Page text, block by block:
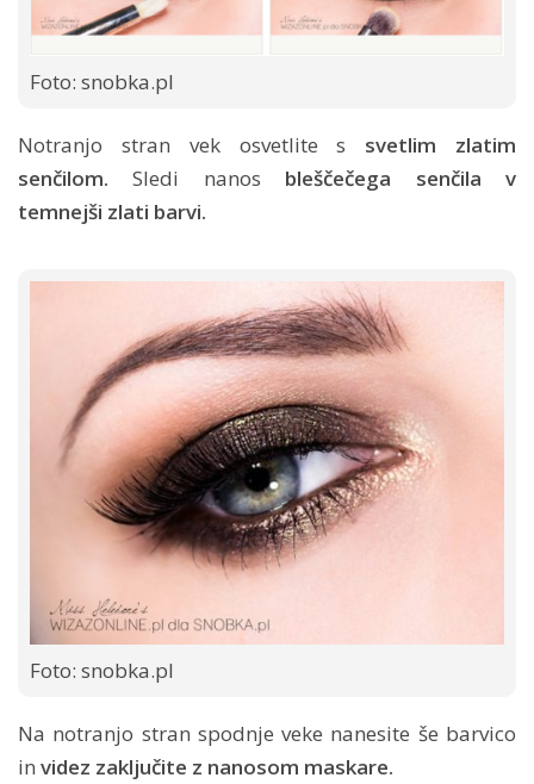
Foto: snobka.pl
Notranjo stran vek osvetlite s svetlim zlatim
senčilom. Sledi nanos bleščečega senčila v
temnejši zlati barvi.
Foto: snobka.pl
Na notranjo stran spodnje veke nanesite še barvico
in videz zaključite z nanosom maskare.